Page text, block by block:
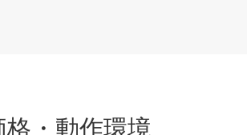
格・動作環境